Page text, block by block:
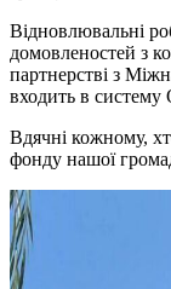
Відновлювальні
домовленостей з
партнерстві з
входить в
Вдячні кожному,
фонду нашої